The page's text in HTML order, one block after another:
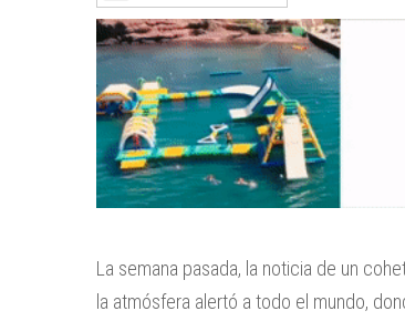
La semana pasada, la noticia de un
la atmósfera alertó a todo el mundo,